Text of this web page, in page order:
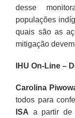
desse
populações
quais são as
mitigação
IHU On-Line –
Carolina
todos para
ISA a partir de